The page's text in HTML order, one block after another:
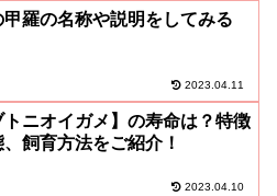
甲羅の名称や説明をしてみる
2023.04.11
トニオイガメ】の寿命は？特徴
飼育方法をご紹介！
2023.04.10